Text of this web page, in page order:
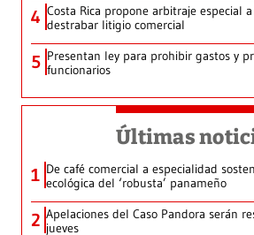
4 Costa Rica propone arbitraje especial
destrabar litigio comercial
5 Presentan ley para prohibir gastos y
funcionarios
Últimas
1 De café comercial a especialidad
ecológica del ‘robusta’ panameño
2 Apelaciones del Caso Pandora serán
jueves